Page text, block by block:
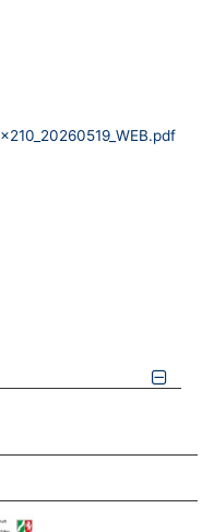
ZULETZT ANGESEHENE